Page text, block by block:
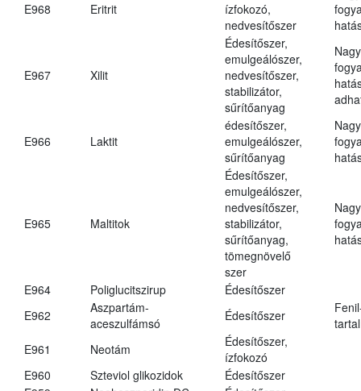
E968 Eritrit
ízfokozó,
nedvesítőszer
E967 Xilit
Édesítőszer,
emulgeálószer,
nedvesítőszer,
stabilizátor,
sűrítőanyag
E966 Laktit
édesítőszer,
emulgeálószer,
sűrítőanyag
E965 Maltitok
Édesítőszer,
emulgeálószer,
nedvesítőszer,
stabilizátor,
sűrítőanyag,
tömegnövelő
szer
E964 Poliglucitszirup
Édesítőszer
E962
Aszpartám-
aceszulfámsó
Édesítőszer
E961
Neotám
Édesítőszer,
ízfokozó
E960
Szteviol glikozidok
Édesítőszer